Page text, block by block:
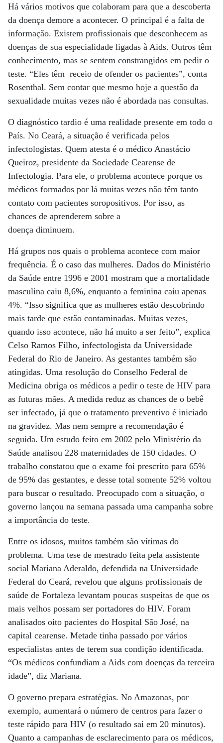
Há vários motivos que colaboram para que a descoberta
da doença demore a acontecer. O principal é a falta de
informação. Existem profissionais que desconhecem as
doenças de sua especialidade ligadas à Aids. Outros têm
conhecimento, mas se sentem constrangidos em pedir o
teste. “Eles têm receio de ofender os pacientes”, conta
Rosenthal. Sem contar que mesmo hoje a questão da
sexualidade muitas vezes não é abordada nas consultas.
O diagnóstico tardio é uma realidade presente em todo o
País. No Ceará, a situação é verificada pelos
infectologistas. Quem atesta é o médico Anastácio
Queiroz, presidente da Sociedade Cearense de
Infectologia. Para ele, o problema acontece porque os
médicos formados por lá muitas vezes não têm tanto
contato com pacientes soropositivos. Por isso, as
chances de aprenderem sobre a
doença diminuem.
Há grupos nos quais o problema acontece com maior
frequência. É o caso das mulheres. Dados do Ministério
da Saúde entre 1996 e 2001 mostram que a mortalidade
masculina caiu 8,6%, enquanto a feminina caiu apenas
4%. “Isso significa que as mulheres estão descobrindo
mais tarde que estão contaminadas. Muitas vezes,
quando isso acontece, não há muito a ser feito”, explica
Celso Ramos Filho, infectologista da Universidade
Federal do Rio de Janeiro. As gestantes também são
atingidas. Uma resolução do Conselho Federal de
Medicina obriga os médicos a pedir o teste de HIV para
as futuras mães. A medida reduz as chances de o bebê
ser infectado, já que o tratamento preventivo é iniciado
na gravidez. Mas nem sempre a recomendação é
seguida. Um estudo feito em 2002 pelo Ministério da
Saúde analisou 228 maternidades de 150 cidades. O
trabalho constatou que o exame foi prescrito para 65%
de 95% das gestantes, e desse total somente 52% voltou
para buscar o resultado. Preocupado com a situação, o
governo lançou na semana passada uma campanha sobre
a importância do teste.
Entre os idosos, muitos também são vítimas do
problema. Uma tese de mestrado feita pela assistente
social Mariana Aderaldo, defendida na Universidade
Federal do Ceará, revelou que alguns profissionais de
saúde de Fortaleza levantam poucas suspeitas de que os
mais velhos possam ser portadores do HIV. Foram
analisados oito pacientes do Hospital São José, na
capital cearense. Metade tinha passado por vários
especialistas antes de terem sua condição identificada.
“Os médicos confundiam a Aids com doenças da terceira
idade”, diz Mariana.
O governo prepara estratégias. No Amazonas, por
exemplo, aumentará o número de centros para fazer o
teste rápido para HIV (o resultado sai em 20 minutos).
Quanto a campanhas de esclarecimento para os médicos,